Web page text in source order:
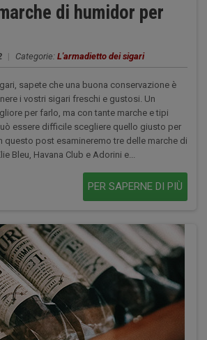
di humidor per
| Categorie: L'armadietto dei sigari
sapete che una buona conservazione è
i vostri sigari freschi e gustosi. Un
per farlo, ma con tante marche e tipi
essere difficile scegliere quello giusto per
questo post esamineremo tre delle marche di
Bleu, Havana Club e Adorini e...
PER SAPERNE DI PIÙ